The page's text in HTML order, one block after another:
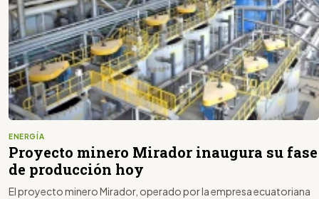
ENERGÍA
Proyecto minero Mirador inaugura su fase
de producción hoy
El proyecto minero Mirador, operado por la empresa ecuatoriana